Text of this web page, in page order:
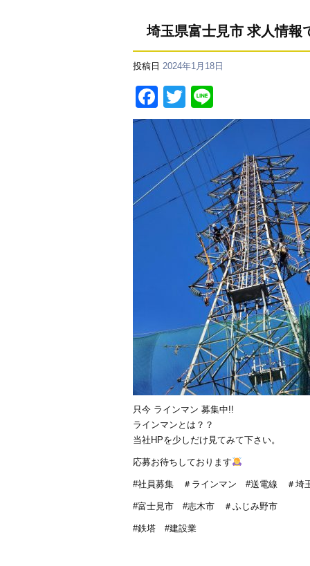
埼玉県富士見市 求人情報
投稿日 2024年1月18日
F
a
c
e
b
o
T
wi
tt
er
n
e
只今 ラインマン 募集中!!
ラインマンとは？？
当社HPを少しだけ見てみて下さい。
応募お待ちしております
#社員募集 ＃ラインマン #送電線 ＃埼
#富士見市 #志木市 ＃ふじみ野市
#鉄塔 #建設業